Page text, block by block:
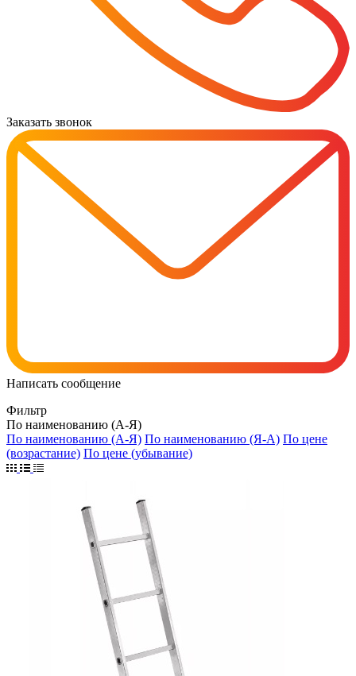
Заказать звонок
Написать сообщение
Фильтр
По наименованию (А-Я)
По наименованию (А-Я) По наименованию (Я-А) По цене
(возрастание) По цене (убывание)